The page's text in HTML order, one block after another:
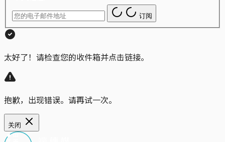
订阅
太好了！请检查您的收件箱并点击链接。
抱歉，出现错误。请再试一次。
关闭